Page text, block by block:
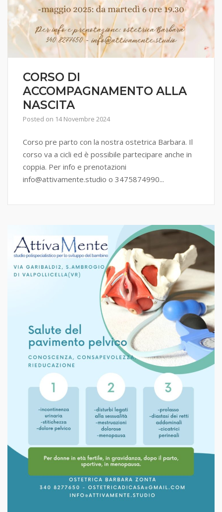
CORSO DI
ACCOMPAGNAMENTO ALLA
NASCITA
Posted on 14 Novembre 2024
Corso pre parto con la nostra ostetrica Barbara. Il
corso va a cicli ed è possibile partecipare anche in
coppia. Per info e prenotazioni
info@attivamente.studio o 3475874990...